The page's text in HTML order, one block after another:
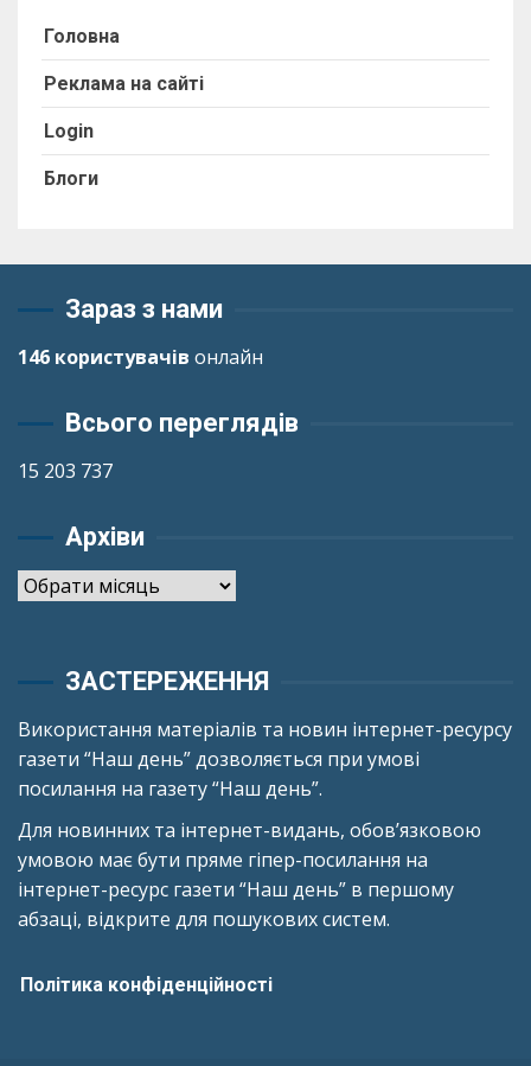
Головна
Реклама на сайті
Login
Блоги
Зараз з нами
146 користувачів онлайн
Всього переглядів
15 203 737
Архіви
Архіви
ЗАСТЕРЕЖЕННЯ
Використання матеріалів та новин інтернет-ресурсу
газети “Наш день” дозволяється при умові
посилання на газету “Наш день”.
Для новинних та інтернет-видань, обов’язковою
умовою має бути пряме гіпер-посилання на
інтернет-ресурс газети “Наш день” в першому
абзаці, відкрите для пошукових систем.
Політика конфіденційності